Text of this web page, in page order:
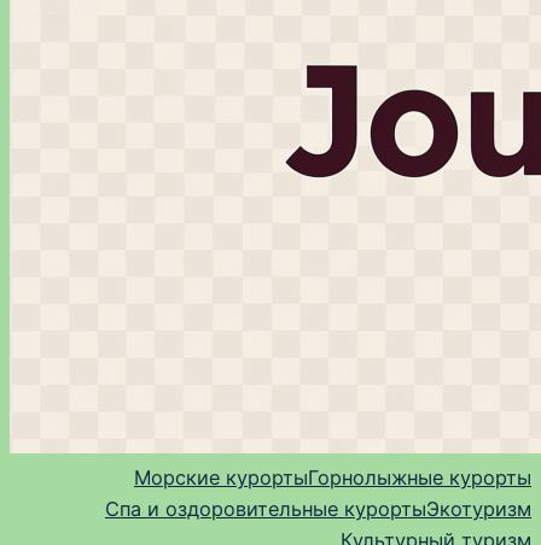
Морские курортыГорнолыжные курорты
Спа и оздоровительные курортыЭкотуризм
Культурный туризм